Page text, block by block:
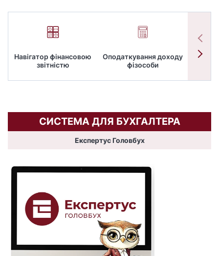
Навігатор фінансовою
звітністю
Оподаткування доходу
фізособи
СИСТЕМА ДЛЯ БУХГАЛТЕРА
Експертус Головбух